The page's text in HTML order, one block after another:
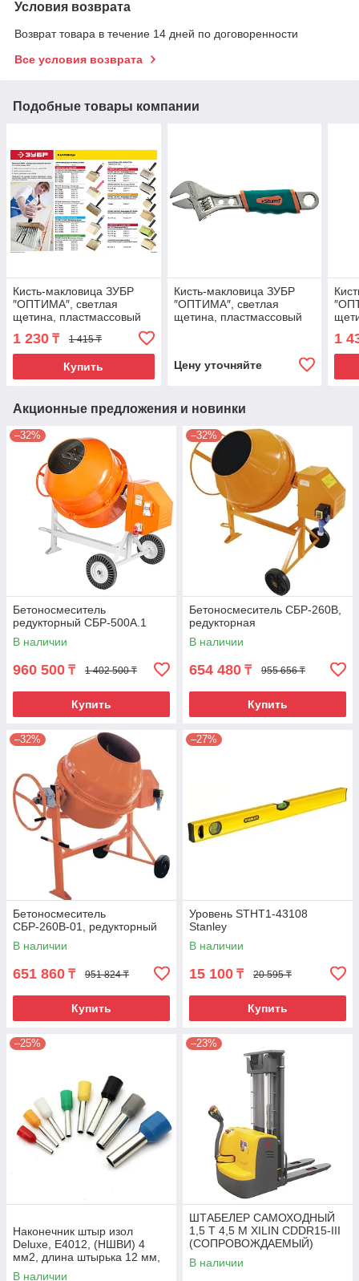
Условия возврата
Возврат товара в течение 14 дней по договоренности
Все условия возврата
Подобные товары компании
Кисть-макловица ЗУБР
″ОПТИМА″, светлая
щетина, пластмассовый
корпус, 40х140мм
1 230 ₸ 1 415 ₸
Купить
Кисть-макловица ЗУБР
″ОПТИМА″, светлая
щетина, пластмассовый
Цену уточняйте
1
Акционные предложения и новинки
–32%
Бетоносмеситель
редукторный СБР-500А.1
В наличии
960 500 ₸ 1 402 500 ₸
Купить
–32%
Бетоносмеситель СБР-260В,
редукторная
В наличии
654 480 ₸ 955 656 ₸
Купить
–32%
Бетоносмеситель
СБР-260В-01, редукторный
В наличии
651 860 ₸ 951 824 ₸
Купить
–27%
Уровень STHT1-43108
Stanley
В наличии
15 100 ₸ 20 595 ₸
Купить
–25%
Наконечник штыр изол
Deluxe, Е4012, (НШВИ) 4
мм2, длина штырька 12 мм,
(1000 шт/упак)
В наличии
–23%
ШТАБЕЛЕР САМОХОДНЫЙ
1,5 Т 4,5 М XILIN CDDR15-III
(СОПРОВОЖДАЕМЫЙ)
В наличии